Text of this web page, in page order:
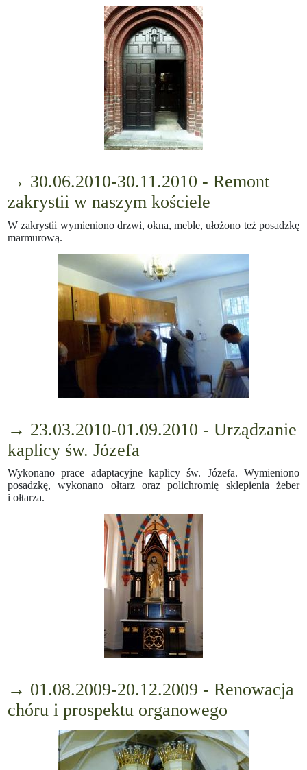
→ 30.06.2010-30.11.2010 - Remont
zakrystii w naszym kościele
W zakrystii wymieniono drzwi, okna, meble, ułożono też posadzkę
marmurową.
→ 23.03.2010-01.09.2010 - Urządzanie
kaplicy św. Józefa
Wykonano prace adaptacyjne kaplicy św. Józefa. Wymieniono
posadzkę, wykonano ołtarz oraz polichromię sklepienia żeber
i ołtarza.
→ 01.08.2009-20.12.2009 - Renowacja
chóru i prospektu organowego